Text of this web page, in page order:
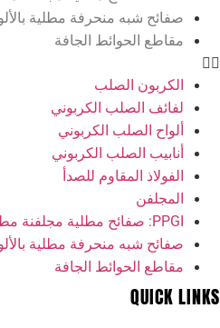
منحرفة مطلية بالألوان المجلفنة
الجافة
الصلب
الكربوني
الكربوني
الصلب الكربوني
المقاوم للصدأ
منحرفة مطلية بالألوان المجلفنة
الجافة